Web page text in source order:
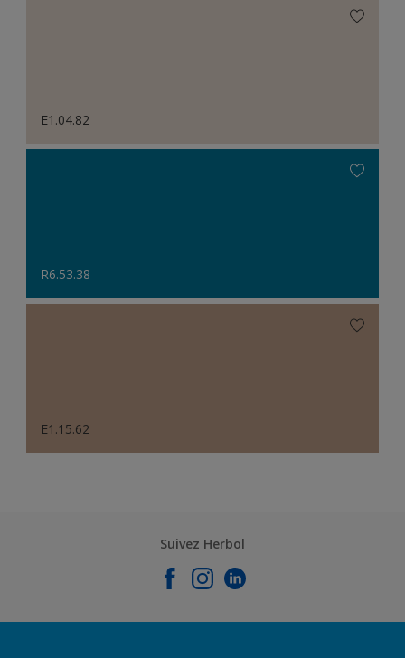
E1.04.82
R6.53.38
E1.15.62
Suivez Herbol